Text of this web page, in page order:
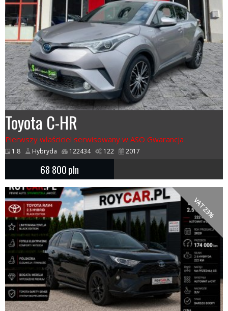
Toyota C-HR
Pierwszy właściciel serwisowany w ASO Gwarancja
1.8 Hybryda 122434 122 2017
68 800pln
VAT 23%